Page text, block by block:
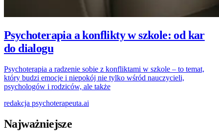
Psychoterapia a konflikty w szkole: od kar
do dialogu
Psychoterapia a radzenie sobie z konfliktami w szkole – to temat,
który budzi emocje i niepokój nie tylko wśród nauczycieli,
psychologów i rodziców, ale także
redakcja psychoterapeuta.ai
Najważniejsze